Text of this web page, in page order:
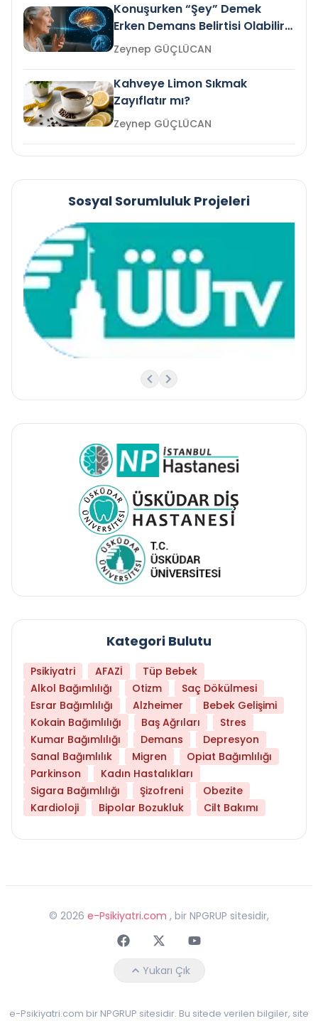
Konuşurken “Şey” Demek
Erken Demans Belirtisi Olabilir
mi?
Zeynep GÜÇLÜCAN
Kahveye Limon Sıkmak
Zayıflatır mı?
Zeynep GÜÇLÜCAN
Sosyal Sorumluluk Projeleri
Kategori Bulutu
Psikiyatri AFAZİ
Tüp Bebek
Alkol Bağımlılığı
Otizm
Saç Dökülmesi
Esrar Bağımlılığı
Alzheimer
Bebek Gelişimi
Kokain Bağımlılığı
Baş Ağrıları
Stres
Kumar Bağımlılığı
Demans
Depresyon
Sanal Bağımlılık
Migren
Opiat Bağımlılığı
Parkinson
Kadın Hastalıkları
Sigara Bağımlılığı
Şizofreni
Obezite
Kardioloji
Bipolar Bozukluk Cilt Bakımı
© 2026 e-Psikiyatri.com , bir NPGRUP sitesidir,
FaceebokTwitterYoutube
Yukarı Çık
e-Psikiyatri.com bir NPGRUP sitesidir. Bu sitede verilen bilgiler, site